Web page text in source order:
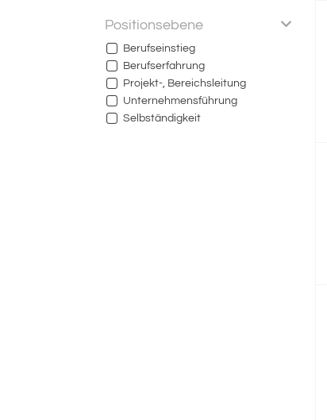
Positionsebene
Berufseinstieg
Berufserfahrung
Projekt-, Bereichsleitung
Unternehmensführung
Selbständigkeit